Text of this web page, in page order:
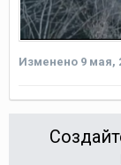
Изменено 9 мая,